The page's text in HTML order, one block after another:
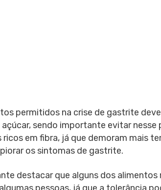
permitidos na crise de gastrite
açúcar, sendo importante evitar
ricos em fibra, já que demoram mais
os sintomas de gastrite.
destacar que alguns dos